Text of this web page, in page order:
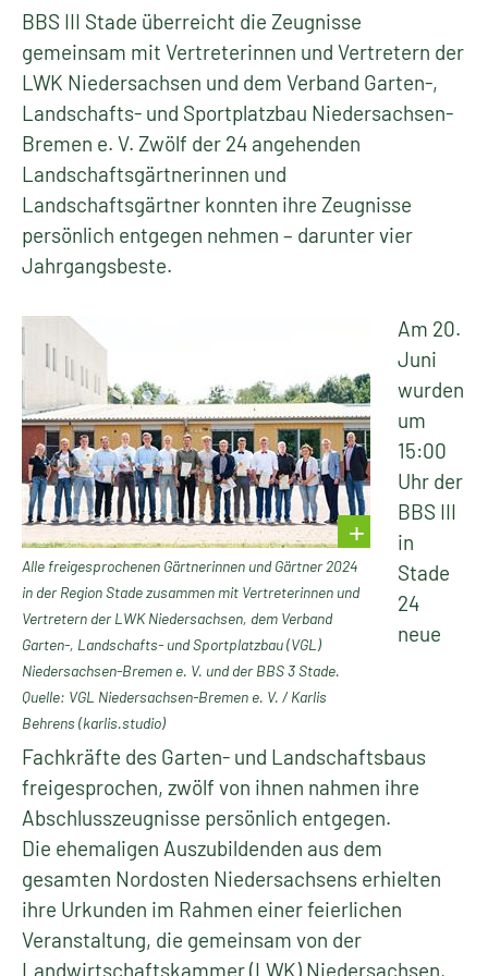
BBS III Stade überreicht die Zeugnisse
gemeinsam mit Vertreterinnen und Vertretern der
LWK Niedersachsen und dem Verband Garten-,
Landschafts- und Sportplatzbau Niedersachsen-
Bremen e. V. Zwölf der 24 angehenden
Landschaftsgärtnerinnen und
Landschaftsgärtner konnten ihre Zeugnisse
persönlich entgegen nehmen – darunter vier
Jahrgangsbeste.
Alle freigesprochenen Gärtnerinnen und Gärtner 2024
in der Region Stade zusammen mit Vertreterinnen und
Vertretern der LWK Niedersachsen, dem Verband
Garten-, Landschafts- und Sportplatzbau (VGL)
Niedersachsen-Bremen e. V. und der BBS 3 Stade.
Quelle: VGL Niedersachsen-Bremen e. V. / Karlis
Behrens (karlis.studio)
Am 20.
Juni
wurden
um
15:00
Uhr der
BBS III
in
Stade
24
neue
Fachkräfte des Garten- und Landschaftsbaus
freigesprochen, zwölf von ihnen nahmen ihre
Abschlusszeugnisse persönlich entgegen.
Die ehemaligen Auszubildenden aus dem
gesamten Nordosten Niedersachsens erhielten
ihre Urkunden im Rahmen einer feierlichen
Veranstaltung, die gemeinsam von der
Landwirtschaftskammer (LWK) Niedersachsen,